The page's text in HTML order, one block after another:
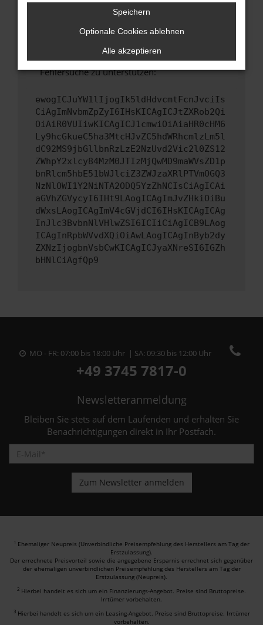
Wende dich an den Webseitenbetreiber.
Wenn du alle oben genannten Schritte versucht
hast, kontaktiere uns bitte. Wir werden
versuchen, das Problem zu beheben. Du kannst
uns diesen Text schicken, um uns bei der
Fehlersuche zu unterstützen:
ewogICJuYW1lIjogIk5ldHdvcmtFcnJvciIs
CiAgImNvbmZpZyI6IHsKICAgICJtZXRob2Qi
OiAiR0VUIiwKICAgICJ1cmwiOiAiaHR0cHM6
Ly9hcGkueC5ha3MtcHJvZC5hdWRhcmlzLm5l
dC92MS9jbGllbnRzLzE2NzUvd2Vic2l0ZS12
ZWhpY2xlcy84MzM0JTIzMjQwMD9maWVsZD1p
bnRlcm5hbE51bWJlciZ3ZWJzaXRlPTVmOGQ3
NzNlOWI1Y2NiNTA2ODQ5YzZhNCIsCiAgICAi
aGVhZGVycyI6IHt9LAogICAgImJvZHkiOiBu
dWxsLAogICAgImV4cGVjdCI6IHsKICAgICAg
InJlc3BvbnNlVHlwZSI6ICIiCiAgICB9LAog
ICAgInRpbWVvdXQiOiAwLAogICAgInByb2dy
ZXNzIjogbnVsbCwKICAgICJyaXNreSI6IGZh
bHNlCiAgfQp9
MO - FR: 07:00 bis 18:00 Uhr | SA: 09:30 bis 12:00 Uhr
+49 3745 7817-0
Newsletteranmeldung
Bleiben Sie stets auf dem Laufenden und erhalten Sie
Benachrichtigungen direkt in Ihr Postfach.
1 Ehemaliger Neupreis (Unverbindliche Preisempfehlung des Herstellers am Tag der
Erstzulassung).
Der errechnete Preisvorteil sowie die angegebene Ersparnis errechnet sich gegenüber
der ehemaligen unverbindlichen Preisempfehlung des Herstellers am Tag der
Erstzulassung (Neupreis).
2 Hierbei handelt es sich um ein Finanzierungs-Angebot. Preise sind Bruttopreise.
Irrtümer vorbehalten.
3 Hierbei handelt es sich um ein Leasing-Angebot. Preise sind Bruttopreise. Irrtümer
vorbehalten.
Speichern
Optionale Cookies ablehnen
Alle akzeptieren